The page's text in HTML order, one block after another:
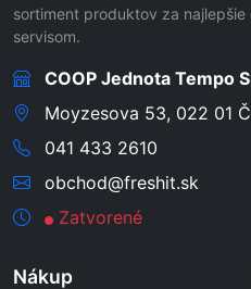
sortiment produktov za
servisom.
COOP Jednota Tempo
Moyzesova 53, 022 01
041 433 2610
obchod@freshit.sk
Zatvorené
Nákup